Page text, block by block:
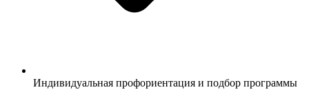
Индивидуальная профориентация и подбор программы